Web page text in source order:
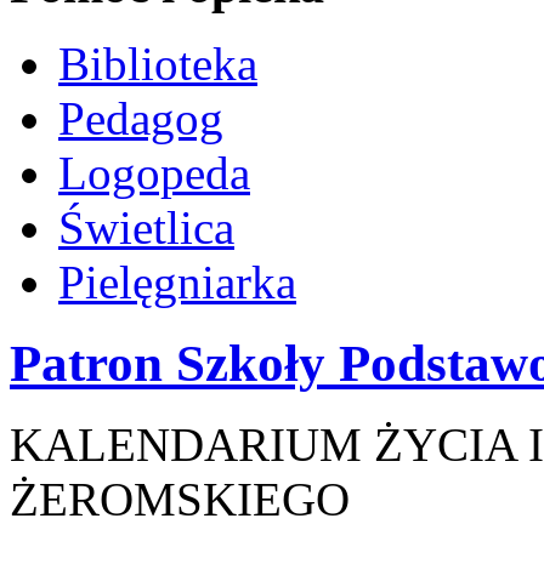
Biblioteka
Pedagog
Logopeda
Świetlica
Pielęgniarka
Patron Szkoły
KALENDARIUM ŻYCIA
ŻEROMSKIEGO